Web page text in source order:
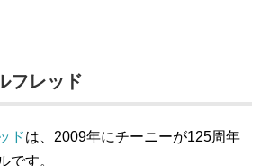
レッド
ドは、2009年にチーニーが125周年
です。